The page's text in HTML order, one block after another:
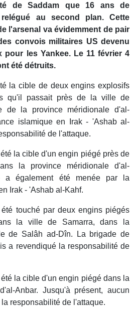
de Saddam que 16 ans de
au second plan. Cette
l'arsenal va évidemment de pair
convois militaires US devenu
pour les Yankee. Le 11 février 4
été détruits.
la cible de deux engins explosifs
qu'il passait près de la ville de
de la province méridionale d'al-
islamique en Irak - 'Ashab al-
de l'attaque.
la cible d'un engin piégé près de
la province méridionale d'al-
a également été menée par la
Irak - 'Ashab al-Kahf.
touché par deux engins piégés
la ville de Samarra, dans la
de Salâh ad-Dîn. La brigade de
a revendiqué la responsabilité de
la cible d'un engin piégé dans la
Anbar. Jusqu'à présent, aucun
responsabilité de l'attaque.